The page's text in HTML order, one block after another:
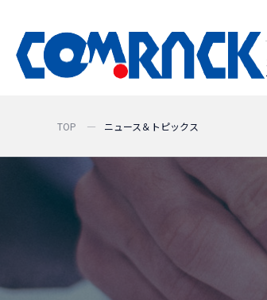
TOP ニュース＆トピックス